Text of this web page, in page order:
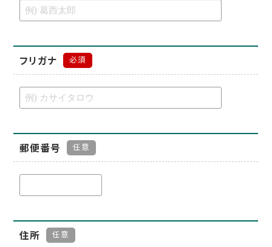
フリガナ 必須
郵便番号 任意
住所 任意